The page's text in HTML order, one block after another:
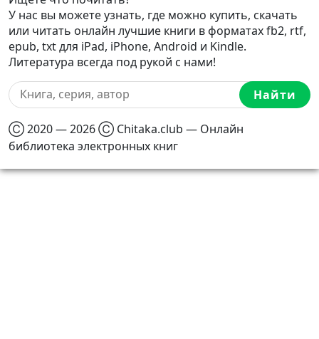
У нас вы можете узнать, где можно купить, скачать
или читать онлайн лучшие книги в форматах fb2, rtf,
epub, txt для iPad, iPhone, Android и Kindle.
Литература всегда под рукой с нами!
Найти
Ⓒ 2020 — 2026 Ⓒ Chitaka.club — Онлайн
библиотека электронных книг